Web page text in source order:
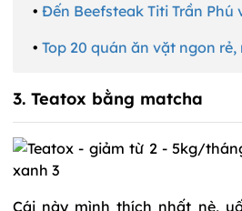
• Đến Beefsteak Titi Trần
• Top 20 quán ăn vặt ngon
3. Teatox bằng matcha
Cái này mình thích nhất nè,